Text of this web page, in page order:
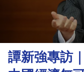
樓
市
理
財
譚新強專訪